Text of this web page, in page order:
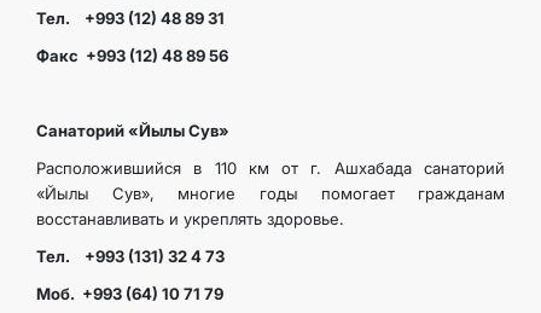
Тел. +993 (12) 48 89 31
Факс +993 (12) 48 89 56
Санаторий «Йылы Сув»
Расположившийся в 110 км от г. Ашхабада санаторий
«Йылы Сув», многие годы помогает гражданам
восстанавливать и укреплять здоровье.
Тел. +993 (131) 32 4 73
Моб. +993 (64) 10 71 79